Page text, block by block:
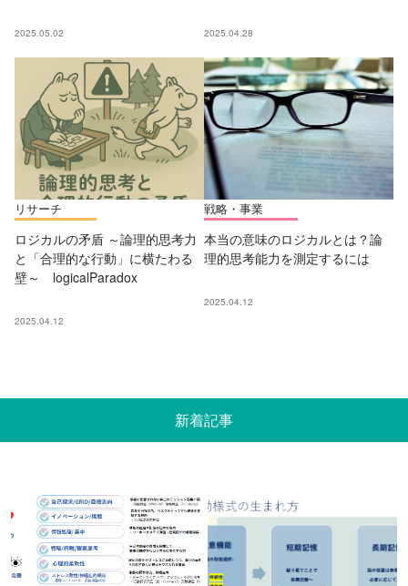
2025.05.02 2025.04.28
リサーチ
ロジカルの矛盾 ～論理的思考力
と「合理的な行動」に横たわる
壁～ logicalParadox
2025.04.12
戦略・事業
本当の意味のロジカルとは？論
理的思考能力を測定するには
2025.04.12
新着記事